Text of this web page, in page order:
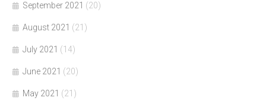
September 2021 (20)
August 2021 (21)
July 2021 (14)
June 2021 (20)
May 2021 (21)